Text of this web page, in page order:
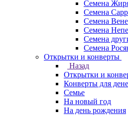
Семена
Семена
Семена
Семена
Семена
Семена
Открытки и конверты
Назад
Открытки и
Конверты для
Семье
На новый год
На день рождения